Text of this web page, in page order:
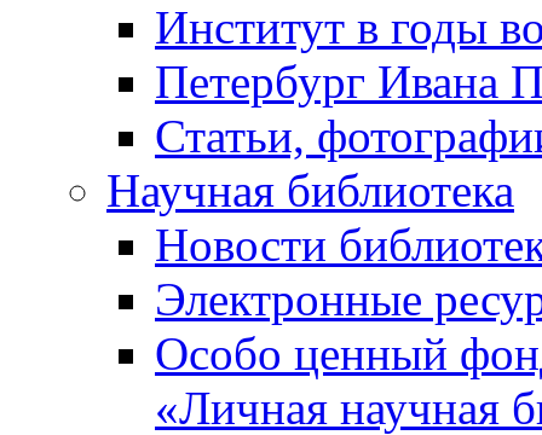
Институт в годы
Петербург Ивана
Статьи,
Научная библиотека
Новости
Электронные
Особо ценный
«Личная научная